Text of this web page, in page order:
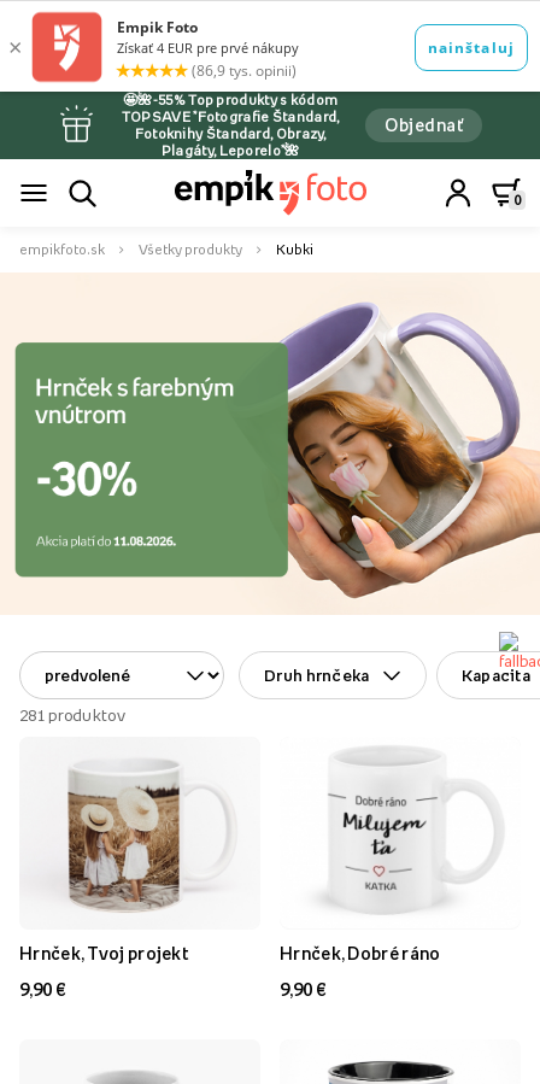
🤩🌺-55% Top produkty s kódom
TOPSAVE *Fotografie Štandard,
Fotoknihy Štandard, Obrazy,
Plagáty, Leporelo*🌺
Objednať
0
empikfoto.sk Všetky produkty Kubki
Druh hrnčeka Kapacita
281 produktov
Hrnček, Tvoj projekt
9,90 €
Hrnček, Dobré ráno
9,90 €